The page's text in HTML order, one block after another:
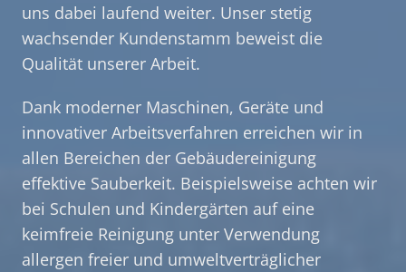
uns dabei laufend weiter. Unser stetig
wachsender Kundenstamm beweist die
Qualität unserer Arbeit.
Dank moderner Maschinen, Geräte und
innovativer Arbeitsverfahren erreichen wir in
allen Bereichen der Gebäudereinigung
effektive Sauberkeit. Beispielsweise achten wir
bei Schulen und Kindergärten auf eine
keimfreie Reinigung unter Verwendung
allergen freier und umweltverträglicher